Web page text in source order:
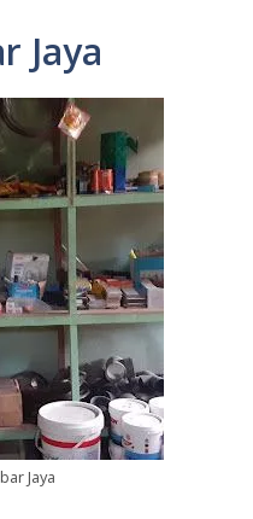
Jaya
Jaya